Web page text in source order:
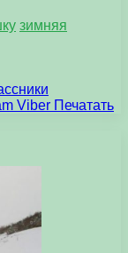
зимняя
Viber Печатать